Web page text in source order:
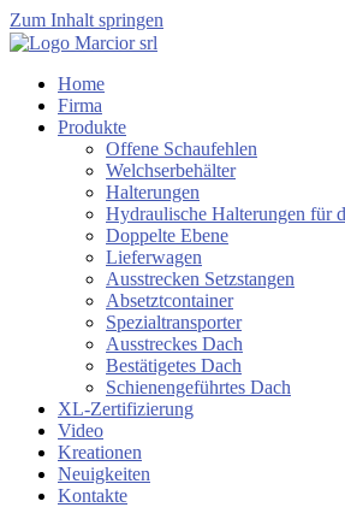
Zum Inhalt springen
Home
Firma
Produkte
Offene Schaufehlen
Welchserbehälter
Halterungen
Hydraulische Halterungen für
Doppelte Ebene
Lieferwagen
Ausstrecken Setzstangen
Absetztcontainer
Spezialtransporter
Ausstreckes Dach
Bestätigetes Dach
Schienengeführtes Dach
XL-Zertifizierung
Video
Kreationen
Neuigkeiten
Kontakte